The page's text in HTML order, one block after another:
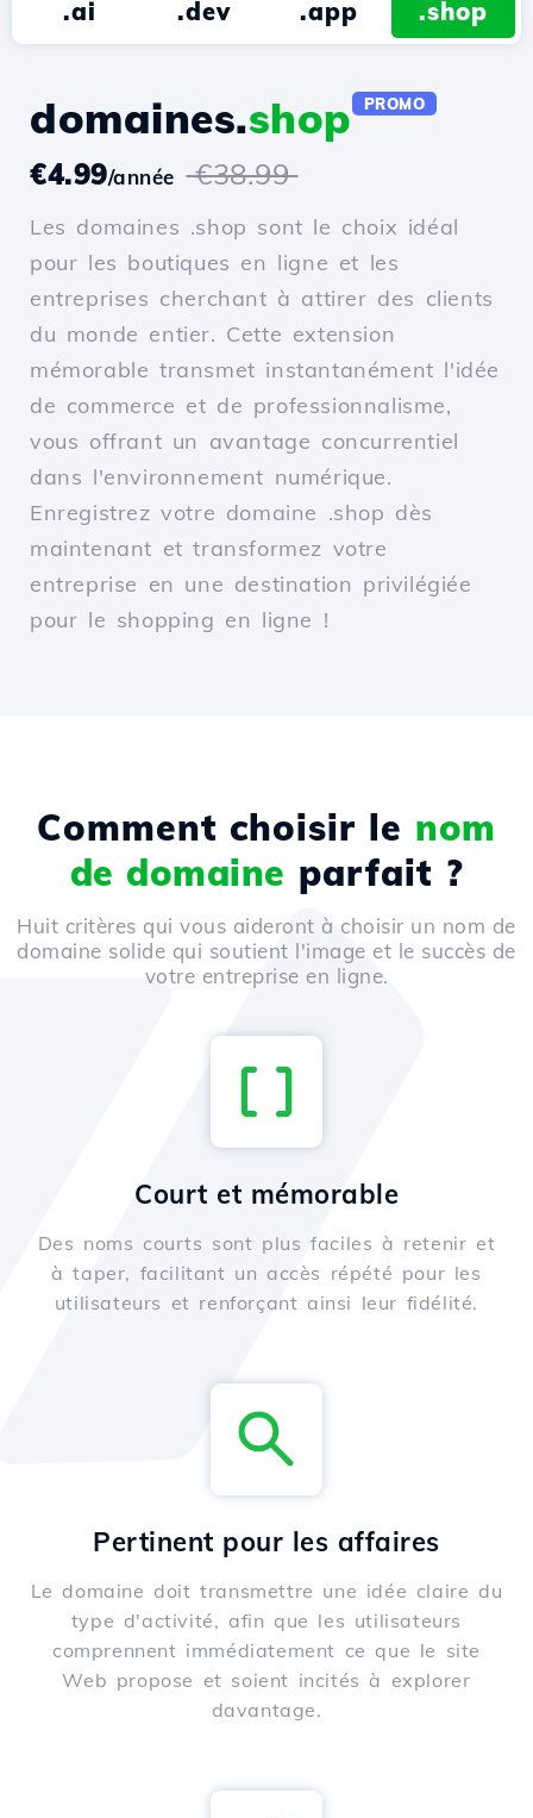
.ai .dev .app .shop
domaines.shop PROMO
€4.99/année €38.99
Les domaines .shop sont le choix idéal
pour les boutiques en ligne et les
entreprises cherchant à attirer des clients
du monde entier. Cette extension
mémorable transmet instantanément l'idée
de commerce et de professionnalisme,
vous offrant un avantage concurrentiel
dans l'environnement numérique.
Enregistrez votre domaine .shop dès
maintenant et transformez votre
entreprise en une destination privilégiée
pour le shopping en ligne !
Comment choisir le nom
de domaine parfait ?
Huit critères qui vous aideront à choisir un nom de
domaine solide qui soutient l'image et le succès de
votre entreprise en ligne.
Court et mémorable
Des noms courts sont plus faciles à retenir et
à taper, facilitant un accès répété pour les
utilisateurs et renforçant ainsi leur fidélité.
Pertinent pour les affaires
Le domaine doit transmettre une idée claire du
type d'activité, afin que les utilisateurs
comprennent immédiatement ce que le site
Web propose et soient incités à explorer
davantage.